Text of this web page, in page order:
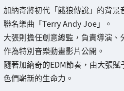
加納奇將初代「餓狼傳說」的背
聯名樂曲「Terry Andy Joe」。
大張則擔任創意總監，負責導演
作為特別音樂動畫影片公開。
隨著加納奇的EDM節奏，由大張
色們嶄新的生命力。